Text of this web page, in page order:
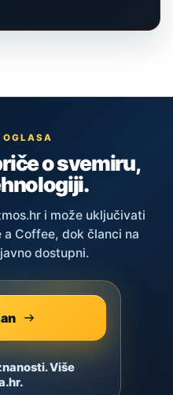
OGLASA
o svemiru,
i može uključivati
a Coffee, dok članci na
dostupni.
Više